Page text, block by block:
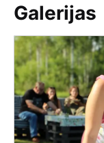
Galerijas